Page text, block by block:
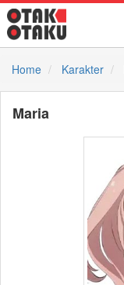
Home
Karakter
Maria